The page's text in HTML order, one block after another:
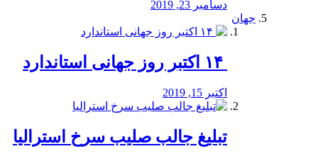
دسامبر 23, 2019
جهان
اکتبر 15, 2019
تبلیغ جالب صلیب سرخ استرالیا